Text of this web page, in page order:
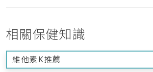
相關保健知識
維他素K推薦